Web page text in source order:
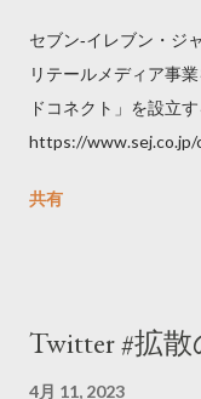
セブン‐イレブン・ジ
リテールメディア事
ドコネクト」を設立す
https://www.sej.co.jp/
共有
Twitter #拡
4月 11, 2023